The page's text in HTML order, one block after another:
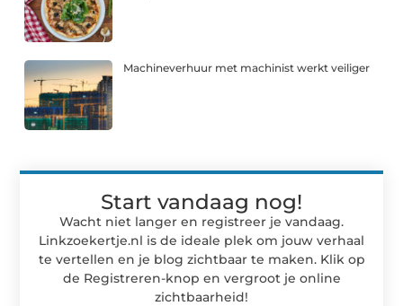
Machineverhuur met machinist werkt veiliger
Start vandaag nog!
Wacht niet langer en registreer je vandaag.
Linkzoekertje.nl is de ideale plek om jouw verhaal
te vertellen en je blog zichtbaar te maken. Klik op
de Registreren-knop en vergroot je online
zichtbaarheid!